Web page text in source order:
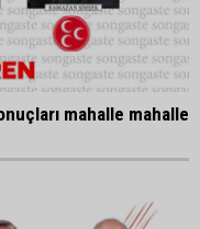
mahalle mahalle